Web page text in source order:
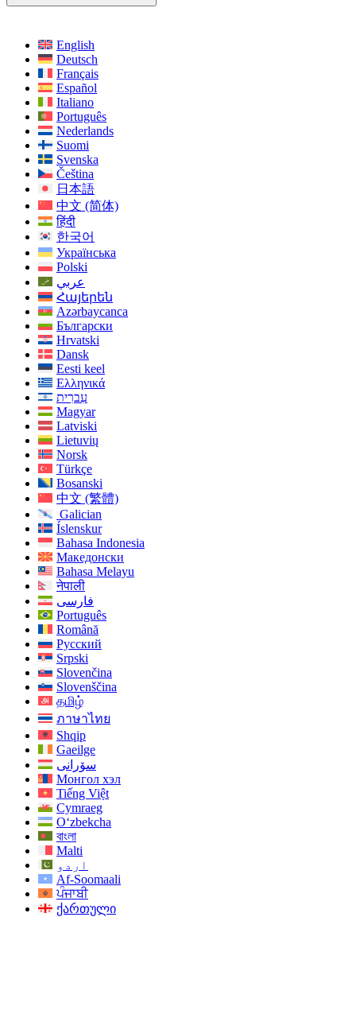
English
Deutsch
Français
Español
Italiano
Português
Nederlands
Suomi
Svenska
Čeština
日本語
中文 (简体)
हिंदी
한국어
Українська
Polski
عربي
Հայերեն
Azərbaycanca
Български
Hrvatski
Dansk
Eesti keel
Ελληνικά
עִברִית
Magyar
Latviski
Lietuvių
Norsk
Türkçe
Bosanski
中文 (繁體)
Galician
Íslenskur
Bahasa Indonesia
Македонски
Bahasa Melayu
नेपाली
فارسی
Português
Română
Русский
Srpski
Slovenčina
Slovenščina
தமிழ்
ภาษาไทย
Shqip
Gaeilge
سۆرانی
Монгол хэл
Tiếng Việt
Cymraeg
O‘zbekcha
বাংলা
Malti
اردو
Af-Soomaali
ਪੰਜਾਬੀ
ქართული